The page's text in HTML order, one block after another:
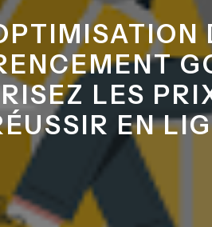
LES
EN